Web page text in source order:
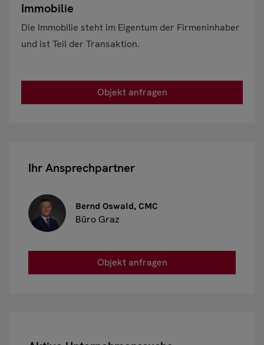
Immobilie
Die Immobilie steht im Eigentum der Firmeninhaber
und ist Teil der Transaktion.
Objekt anfragen
Ihr Ansprechpartner
Bernd Oswald, CMC
Büro Graz
Objekt anfragen